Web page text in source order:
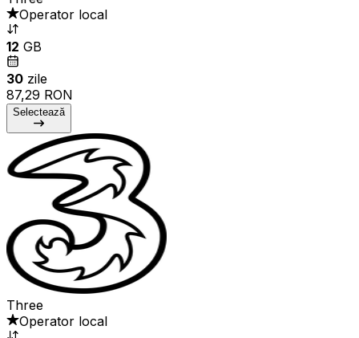
Operator local
12 GB
30 zile
87,29 RON
Selectează
Three
Operator local